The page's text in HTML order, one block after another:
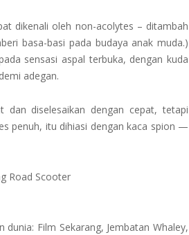
dikenali oleh non-acolytes – ditambah
basa-basi pada budaya anak muda.)
sensasi aspal terbuka, dengan kuda
adegan.
dan diselesaikan dengan cepat, tetapi
penuh, itu dihiasi dengan kaca spion —
Road Scooter
Film Sekarang, Jembatan Whaley,